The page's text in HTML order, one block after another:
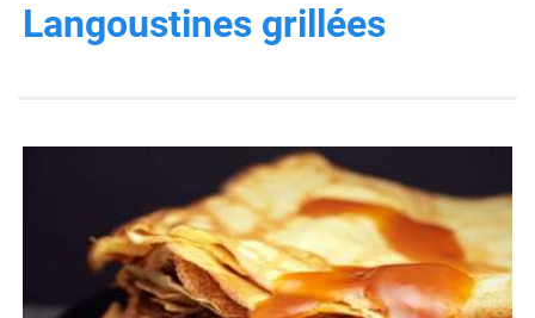
Langoustines grillées